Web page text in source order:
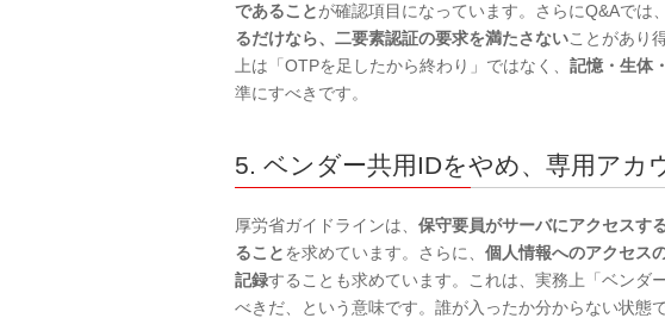
であることが確認項目になっています。さらにQ&Aでは、
るだけなら、二要素認証の要求を満たさないことがあり
上は「OTPを足したから終わり」ではなく、 記憶・生体
準にすべきです。
5. ベンダー共用IDをやめ、専用アカ
厚労省ガイドラインは、 保守要員がサーバにアクセスす
ることを求めています。さらに、 個人情報へのアクセス
記録することも求めています。これは、実務上「ベンダ
べきだ、という意味です。誰が入ったか分からない状態